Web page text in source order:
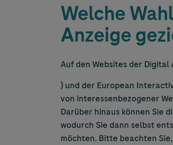
Welche
Anzeige
Auf den Websites der
) und der European
von interessenbezogener
Darüber hinaus können Sie
wodurch Sie dann selbst
möchten. Bitte beachten